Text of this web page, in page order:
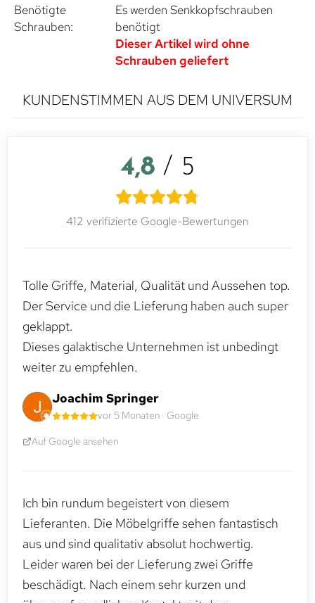
Benötigte
Schrauben:
Es werden Senkkopfschrauben
benötigt
Dieser Artikel wird ohne
Schrauben geliefert
KUNDENSTIMMEN AUS DEM UNIVERSUM
4,8 / 5
412 verifizierte Google-Bewertungen
Tolle Griffe, Material, Qualität und Aussehen top.
Der Service und die Lieferung haben auch super
geklappt.
Dieses galaktische Unternehmen ist unbedingt
weiter zu empfehlen.
Joachim Springer
vor 5 Monaten · Google
Auf Google ansehen
Ich bin rundum begeistert von diesem
Lieferanten. Die Möbelgriffe sehen fantastisch
aus und sind qualitativ absolut hochwertig.
Leider waren bei der Lieferung zwei Griffe
beschädigt. Nach einem sehr kurzen und